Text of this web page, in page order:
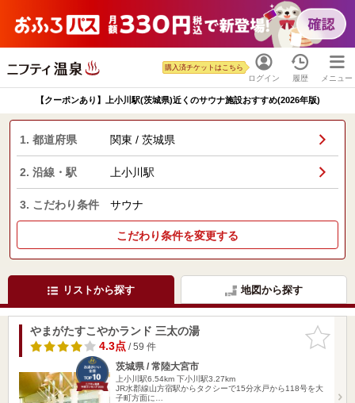
ログイン
購入済チケットはこちら
履歴 メニュー
【クーポンあり】上小川駅(茨城県)近くのサウナ施設おすすめ(2026年版)
1. 都道府県 関東 / 茨城県
2. 沿線・駅 上小川駅
3. こだわり条件 サウナ
こだわり条件を変更する
リストから探す 地図から探す
お気に入
りに追加
やまがたすこやかランド 三太の湯
4.3点/ 59 件
茨城県 / 常陸大宮市
上小川駅6.54km 下小川駅3.27km
JR水郡線山方宿駅からタクシーで15分水戸から118号を大
子町方面に…